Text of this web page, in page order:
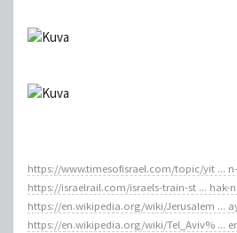
https://www.timesofisrael.com/topic/yit ...
https://israelrail.com/israels-train-st ... hak-
https://en.wikipedia.org/wiki/Jerusalem ...
https://en.wikipedia.org/wiki/Tel_Aviv% ...